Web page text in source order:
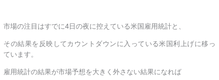
市場の注目はすでに4日の夜に控えている米国雇用統計と、
その結果を反映してカウントダウンに入っている米国利上げに移っ
ています。
雇用統計の結果が市場予想を大きく外さない結果になれば